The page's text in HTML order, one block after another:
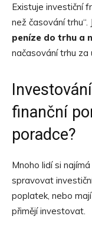
Existuje investiční
než časování trhu“.
peníze do trhu a
načasování trhu za
finanční
poradce?
Mnoho lidí si najímá
spravovat
poplatek, nebo
přimějí investovat.